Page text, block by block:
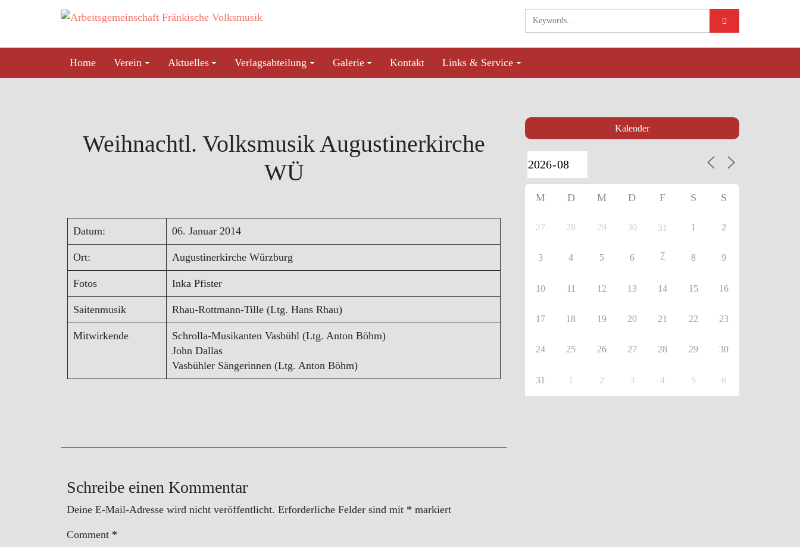
Home
Verein Aktuelles Verlagsabteilung Galerie Kontakt Links & Service
Weihnachtl. Volksmusik Augustinerkirche
WÜ
Datum: 06. Januar 2014
Ort: Augustinerkirche Würzburg
Fotos Inka Pfister
Saitenmusik Rhau-Rottmann-Tille (Ltg. Hans Rhau)
Mitwirkende
Schrolla-Musikanten Vasbühl (Ltg. Anton Böhm)
John Dallas
Vasbühler Sängerinnen (Ltg. Anton Böhm)
Schreibe einen Kommentar
Deine E-Mail-Adresse wird nicht veröffentlicht. Erforderliche Felder sind mit * markiert
Comment *
Kalender
M D M D F S S
27 28 29 30 31 1 2
3 4 5 6 7 8 9
10 11 12 13 14 15 16
17 18 19 20 21 22 23
24 25 26 27 28 29 30
31 1 2 3 4 5 6